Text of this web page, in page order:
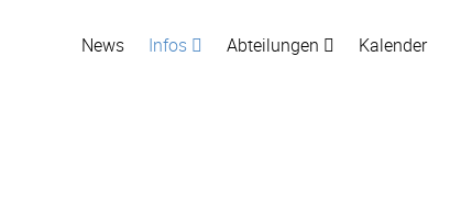
News Infos Abteilungen Kalender